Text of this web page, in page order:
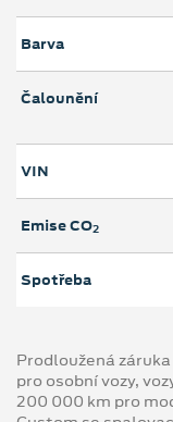
Barva
Čalounění
VIN
Emise CO2
Spotřeba
Prodloužená
pro osobní vozy,
200 000 km pro